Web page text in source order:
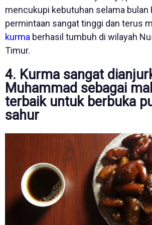
mencukupi kebutuhan selama bulan
permintaan sangat tinggi dan terus
kurma berhasil tumbuh di wilayah
Timur.
4. Kurma sangat
Muhammad sebagai
terbaik untuk berbuka
sahur